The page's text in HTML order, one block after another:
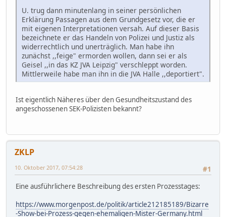
U. trug dann minutenlang in seiner persönlichen
Erklärung Passagen aus dem Grundgesetz vor, die er
mit eigenen Interpretationen versah. Auf dieser Basis
bezeichnete er das Handeln von Polizei und Justiz als
widerrechtlich und unerträglich. Man habe ihn
zunächst ,,feige" ermorden wollen, dann sei er als
Geisel ,,in das KZ JVA Leipzig" verschleppt worden.
Mittlerweile habe man ihn in die JVA Halle ,,deportiert".
Ist eigentlich Näheres über den Gesundheitszustand des
angeschossenen SEK-Polizisten bekannt?
ZKLP
#1
10. Oktober 2017, 07:54:28
Eine ausführlichere Beschreibung des ersten Prozesstages:
https://www.morgenpost.de/politik/article212185189/Bizarre
-Show-bei-Prozess-gegen-ehemaligen-Mister-Germany.html